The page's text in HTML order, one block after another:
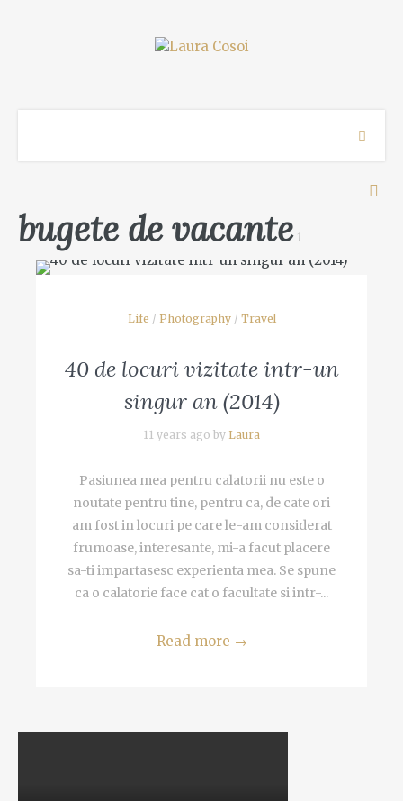
bugete de vacante1
Life / Photography/ Travel
40 de locuri vizitate intr-un
singur an (2014)
11 years ago by Laura
Pasiunea mea pentru calatorii nu este o
noutate pentru tine, pentru ca, de cate ori
am fost in locuri pe care le-am considerat
frumoase, interesante, mi-a facut placere
sa-ti impartasesc experienta mea. Se spune
ca o calatorie face cat o facultate si intr-...
Read more →